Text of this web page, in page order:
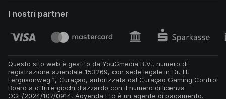
I nostri partner
Questo sito web è gestito da YouGmedia B.V., numero di
registrazione aziendale 153269, con sede legale in Dr. H.
Fergusonweg 1, Curaçao, autorizzata dal Curaçao Gaming Control
Board a offrire giochi d'azzardo con il numero di licenza
OGL/2024/107/0914. Adyenda Ltd è un agente di pagamento.